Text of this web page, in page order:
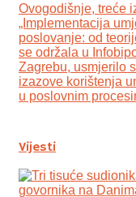
Ovogodišnje, treće
„Implementacija
poslovanje: od
se održala u
Zagrebu, usmjerilo
izazove korištenja
u poslovnim
Vijesti